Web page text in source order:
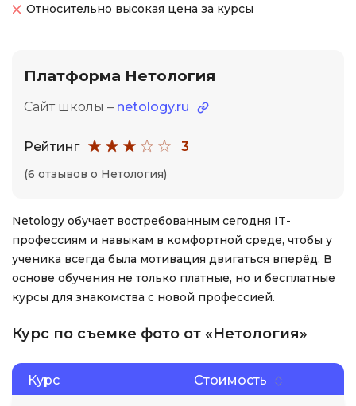
Относительно высокая цена за курсы
Платформа Нетология
Сайт школы – netology.ru
Рейтинг 3
(6 отзывов о Нетология)
Netology обучает востребованным сегодня IT-
профессиям и навыкам в комфортной среде, чтобы у
ученика всегда была мотивация двигаться вперёд. В
основе обучения не только платные, но и бесплатные
курсы для знакомства с новой профессией.
Курс по съемке фото от «Нетология»
Курс Стоимость